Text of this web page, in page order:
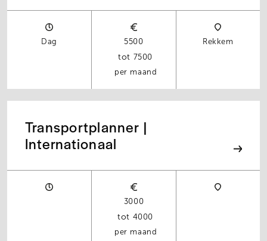
Dag
5500
7500
per maand
Rekkem
Transportplanner |
Internationaal
3000
4000
per maand